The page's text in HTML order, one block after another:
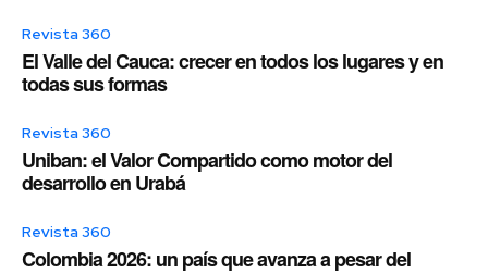
Revista 360
El Valle del Cauca: crecer en todos los lugares y en
todas sus formas
Revista 360
Uniban: el Valor Compartido como motor del
desarrollo en Urabá
Revista 360
Colombia 2026: un país que avanza a pesar del